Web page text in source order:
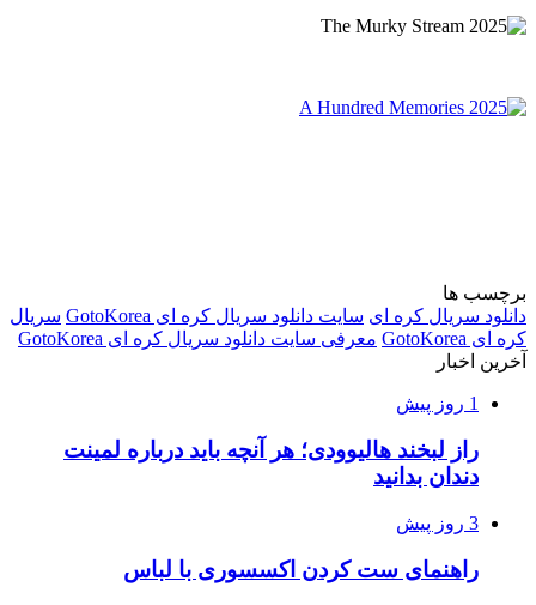
برچسب ها
دانلود سریال کره ای سایت دانلود سریال کره ای GotoKorea
سریال
کره ای GotoKorea
معرفی سایت دانلود سریال کره ای GotoKorea
آخرین اخبار
1 روز پیش
راز لبخند هالیوودی؛ هر آنچه باید درباره لمینت
دندان بدانید
3 روز پیش
راهنمای ست کردن اکسسوری با لباس